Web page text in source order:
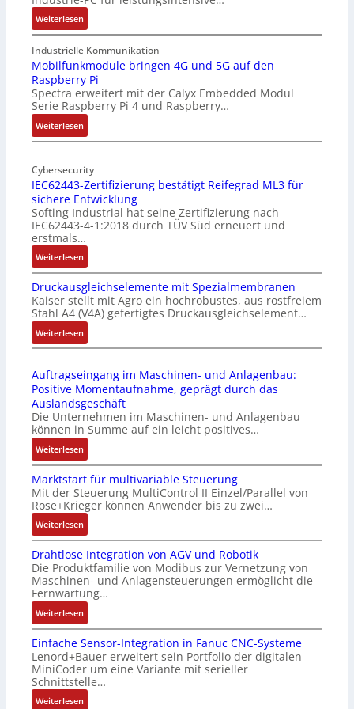
Weiterlesen:
1
9
-
Z
o
l
l
-
n
d
u
s
t
r
i
e
-
P
C
l
ä
s
t
s
i
c
h
f
l
e
x
i
b
e
l
f
ü
r
i
e
A
n
Industrielle Kommunikation
Mobilfunkmodule bringen 4G und 5G auf den
Raspberry Pi
Spectra erweitert mit der Calyx Embedded Modul
Serie Raspberry Pi 4 und Raspberry…
Weiterlesen:
M
b
i
l
f
u
n
k
m
o
d
u
l
e
r
i
n
e
n
G
u
n
d
G
a
u
d
n
R
a
Cybersecurity
IEC62443-Zertifizierung bestätigt Reifegrad ML3 für
sichere Entwicklung
Softing Industrial hat seine Zertifizierung nach
IEC62443-4-1:2018 durch TÜV Süd erneuert und
erstmals…
Weiterlesen:
I
E
6
2
4
3
-
Z
e
r
t
i
f
i
z
i
e
u
n
g
b
e
s
t
ä
t
Druckausgleichselemente mit Spezialmembranen
Kaiser stellt mit Agro ein hochrobustes, aus rostfreiem
Stahl A4 (V4A) gefertigtes Druckausgleichselement…
Weiterlesen:
D
u
c
k
a
u
s
g
l
e
i
c
h
e
l
e
m
e
n
t
e
m
Auftragseingang im Maschinen- und Anlagenbau:
Positive Momentaufnahme, geprägt durch das
Auslandsgeschäft
Die Unternehmen im Maschinen- und Anlagenbau
können in Summe auf ein leicht positives…
Weiterlesen:
A
u
f
t
r
a
g
s
e
i
n
g
a
n
g
i
m
Marktstart für multivariable Steuerung
Mit der Steuerung MultiControl II Einzel/Parallel von
Rose+Krieger können Anwender bis zu zwei…
Weiterlesen:
M
a
r
k
t
s
t
a
r
t
f
ü
Drahtlose Integration von AGV und Robotik
Die Produktfamilie von Modibus zur Vernetzung von
Maschinen- und Anlagensteuerungen ermöglicht die
Fernwartung…
Weiterlesen:
D
r
a
h
t
l
Einfache Sensor-Integration in Fanuc CNC-Systeme
Lenord+Bauer erweitert sein Portfolio der digitalen
MiniCoder um eine Variante mit serieller
Schnittstelle…
Weiterlesen: